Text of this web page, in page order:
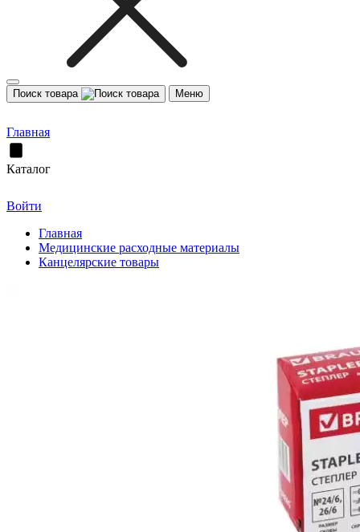
Поиск товара Меню
Главная
Каталог
Войти
Главная
Медицинские расходные материалы
Канцелярские товары